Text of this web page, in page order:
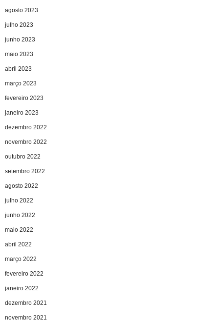
agosto 2023
julho 2023
junho 2023
maio 2023
abril 2023
março 2023
fevereiro 2023
janeiro 2023
dezembro 2022
novembro 2022
outubro 2022
setembro 2022
agosto 2022
julho 2022
junho 2022
maio 2022
abril 2022
março 2022
fevereiro 2022
janeiro 2022
dezembro 2021
novembro 2021